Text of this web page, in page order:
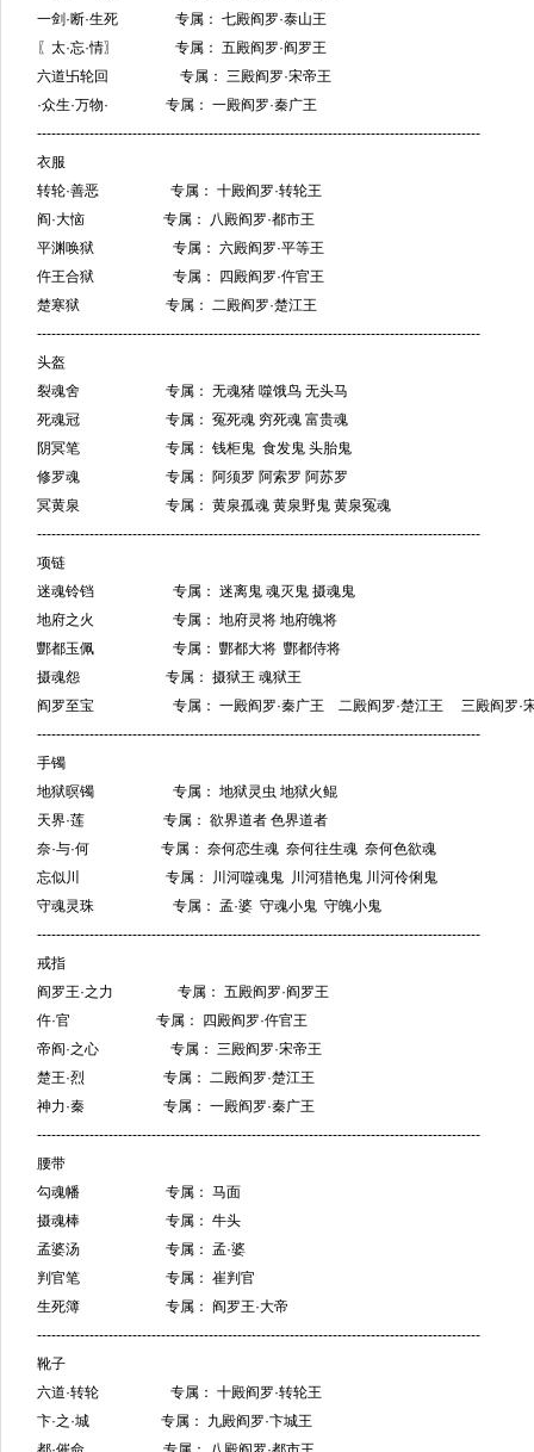
一剑·断·生死 专属： 七殿阎罗·泰山王
〖太·忘·情〗 专属： 五殿阎罗·阎罗王
六道卐轮回 专属： 三殿阎罗·宋帝王
·众生·万物· 专属： 一殿阎罗·秦广王
---------------------------------------------------------------------------------------------
衣服
转轮·善恶 专属： 十殿阎罗·转轮王
阎·大恼 专属： 八殿阎罗·都市王
平渊唤狱 专属： 六殿阎罗·平等王
仵王合狱 专属： 四殿阎罗·仵官王
楚寒狱 专属： 二殿阎罗·楚江王
---------------------------------------------------------------------------------------------
头盔
裂魂舍 专属： 无魂猪 噬饿鸟 无头马
死魂冠 专属： 冤死魂 穷死魂 富贵魂
阴冥笔 专属： 钱柜鬼 食发鬼 头胎鬼
修罗魂 专属： 阿须罗 阿索罗 阿苏罗
冥黄泉 专属： 黄泉孤魂 黄泉野鬼 黄泉冤魂
---------------------------------------------------------------------------------------------
项链
迷魂铃铛 专属： 迷离鬼 魂灭鬼 摄魂鬼
地府之火 专属： 地府灵将 地府魄将
酆都玉佩 专属： 酆都大将 酆都侍将
摄魂怨 专属： 摄狱王 魂狱王
阎罗至宝 专属： 一殿阎罗·秦广王 二殿阎罗·楚江王 三殿阎罗·
---------------------------------------------------------------------------------------------
手镯
地狱暝镯 专属： 地狱灵虫 地狱火鲲
天界·莲 专属： 欲界道者 色界道者
奈·与·何 专属： 奈何恋生魂 奈何往生魂 奈何色欲魂
忘似川 专属： 川河噬魂鬼 川河猎艳鬼 川河伶俐鬼
守魂灵珠 专属： 孟·婆 守魂小鬼 守魄小鬼
---------------------------------------------------------------------------------------------
戒指
阎罗王·之力 专属： 五殿阎罗·阎罗王
仵·官 专属： 四殿阎罗·仵官王
帝阎·之心 专属： 三殿阎罗·宋帝王
楚王·烈 专属： 二殿阎罗·楚江王
神力·秦 专属： 一殿阎罗·秦广王
---------------------------------------------------------------------------------------------
腰带
勾魂幡 专属： 马面
摄魂棒 专属： 牛头
孟婆汤 专属： 孟·婆
判官笔 专属： 崔判官
生死簿 专属： 阎罗王·大帝
---------------------------------------------------------------------------------------------
靴子
六道·转轮 专属： 十殿阎罗·转轮王
卞·之·城 专属： 九殿阎罗·卞城王